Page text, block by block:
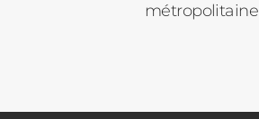
métropolitaine